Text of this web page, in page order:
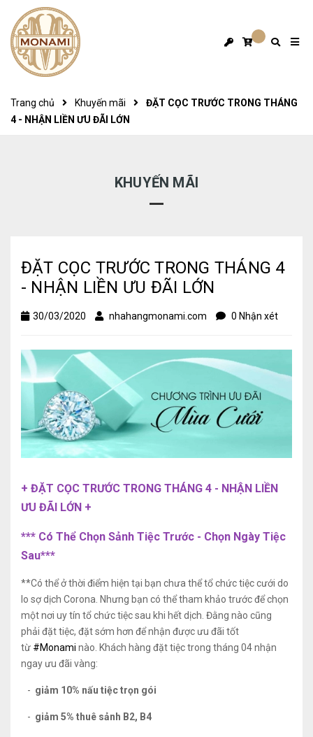
Trang chủ Khuyến mãi
ĐẶT CỌC TRƯỚC TRONG THÁNG
4 - NHẬN LIỀN ƯU ĐÃI LỚN
KHUYẾN MÃI
ĐẶT CỌC TRƯỚC TRONG THÁNG 4
- NHẬN LIỀN ƯU ĐÃI LỚN
30/03/2020 nhahangmonami.com 0 Nhận xét
+ ĐẶT CỌC TRƯỚC TRONG THÁNG 4 - NHẬN LIỀN
ƯU ĐÃI LỚN +
*** Có Thể Chọn Sảnh Tiệc Trước - Chọn Ngày Tiệc
Sau***
**Có thể ở thời điểm hiện tại bạn chưa thể tổ chức tiệc cưới do
lo sợ dịch Corona. Nhưng bạn có thể tham khảo trước để chọn
một nơi uy tín tổ chức tiệc sau khi hết dịch. Đằng nào cũng
phải đặt tiệc, đặt sớm hơn để nhận được ưu đãi tốt
từ #Monami nào. Khách hàng đặt tiệc trong tháng 04 nhận
ngay ưu đãi vàng:
- giảm 10% nấu tiệc trọn gói
- giảm 5% thuê sảnh B2, B4